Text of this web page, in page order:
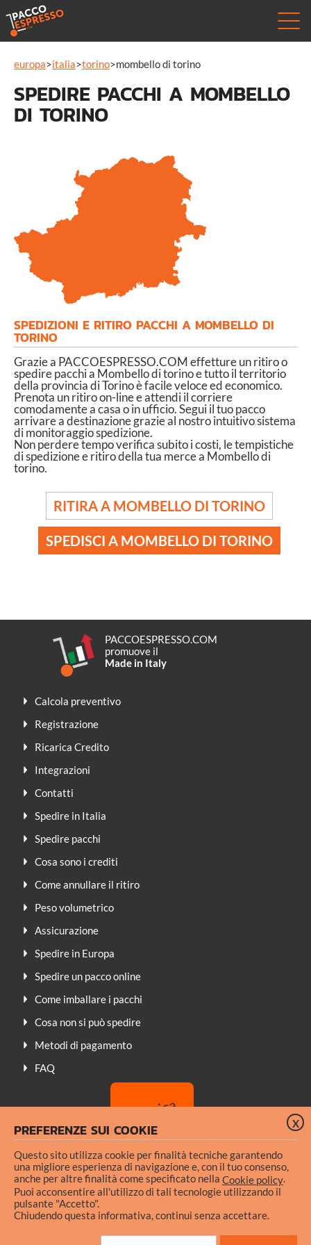
europa>italia>torino>mombello di torino
SPEDIRE PACCHI A MOMBELLO
DI TORINO
SPEDIZIONI E RITIRO PACCHI A MOMBELLO DI
TORINO
Grazie a PACCOESPRESSO.COM effetture un ritiro o
spedire pacchi a Mombello di torino e tutto il territorio
della provincia di Torino è facile veloce ed economico.
Prenota un ritiro on-line e attendi il corriere
comodamente a casa o in ufficio. Segui il tuo pacco
arrivare a destinazione grazie al nostro intuitivo sistema
di monitoraggio spedizione.
Non perdere tempo verifica subito i costi, le tempistiche
di spedizione e ritiro della tua merce a Mombello di
torino.
RITIRA A MOMBELLO DI TORINO
SPEDISCI A MOMBELLO DI TORINO
PACCOESPRESSO.COM
promuove il
Made in Italy
Calcola preventivo
Registrazione
Ricarica Credito
Integrazioni
Contatti
Spedire in Italia
Spedire pacchi
Cosa sono i crediti
Come annullare il ritiro
Peso volumetrico
Assicurazione
Spedire in Europa
Spedire un pacco online
Come imballare i pacchi
Cosa non si può spedire
Metodi di pagamento
FAQ
Condizioni generali di uso
Informativa privacy
X
PREFERENZE SUI COOKIE
Questo sito utilizza cookie per finalità tecniche garantendo
una migliore esperienza di navigazione e, con il tuo consenso,
anche per altre finalità come specificato nella Cookie policy.
Puoi acconsentire all'utilizzo di tali tecnologie utilizzando il
pulsante "Accetto".
Chiudendo questa informativa, continui senza accettare.